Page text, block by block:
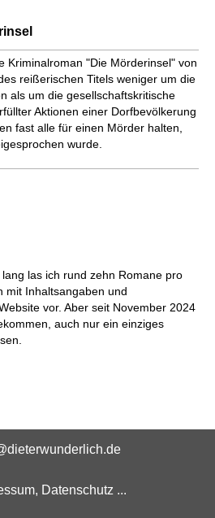
Kriminalroman "Die Mörderinsel" von
reißerischen Titels weniger um die
als um die gesellschaftskritische
Aktionen einer Dorfbevölkerung
fast alle für einen Mörder halten,
wurde.
las ich rund zehn Romane pro
mit Inhaltsangaben und
vor. Aber seit November 2024
auch nur ein einziges
Datenschutz ...